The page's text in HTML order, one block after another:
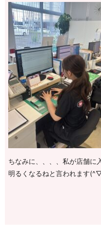
ちなみに、、、、私が店舗に
明るくなるねと言われます